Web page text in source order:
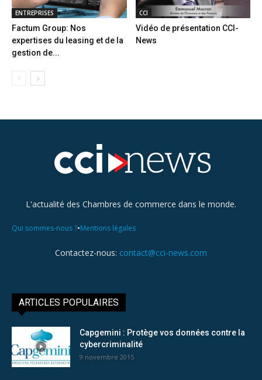
ENTREPRISES
Factum Group: Nos
expertises du leasing et de la
gestion de...
CCI
Vidéo de présentation CCI-
News
L'actualité des Chambres de commerce dans le monde.
Qui sommes-nous ?•Mentions légales
Contactez-nous: contact@cci-news.com
ARTICLES POPULAIRES
Capgemini : Protège vos données contre la
cybercriminalité
9 novembre 2015